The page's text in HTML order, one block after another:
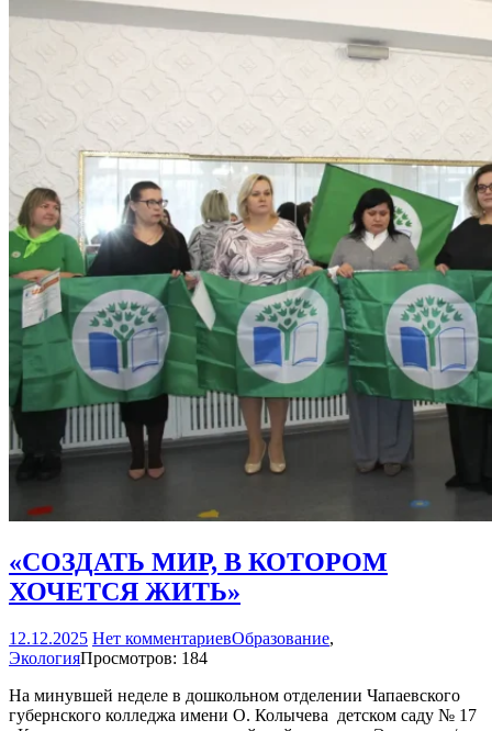
«СОЗДАТЬ МИР, В КОТОРОМ
ХОЧЕТСЯ ЖИТЬ»
12.12.2025 Нет комментариевОбразование,
ЭкологияПросмотров: 184
На минувшей неделе в дошкольном отделении Чапаевского
губернского колледжа имени О. Колычева ­ детском саду № 17